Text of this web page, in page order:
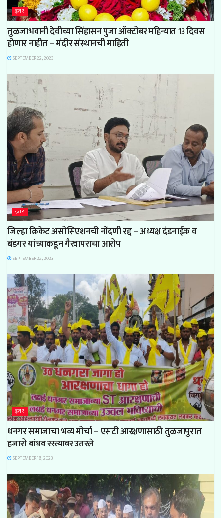
इतर
तुळजाभवानी देवीच्या सिंहासन पुजा ऑक्टोबर महिन्यात 13 दिवस
होणार नाहीत – मंदीर संस्थानची माहिती
SEPTEMBER 22, 2023
इतर
जिल्हा क्रिकेट असोसिएशनची नोंदणी रद्द – अध्यक्ष दंडनाईक व
बंडगर यांच्याकडून गैरवापराचा आरोप
SEPTEMBER 22, 2023
इतर
धनगर समाजाचा भव्य मोर्चा – एसटी आरक्षणासाठी तुळजापुरात
हजारो बांधव रस्त्यावर उतरले
SEPTEMBER 18, 2023